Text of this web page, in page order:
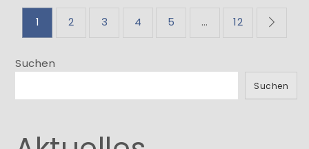
der
Beiträge
1 2 3 4 5 … 12
Suchen
Suchen